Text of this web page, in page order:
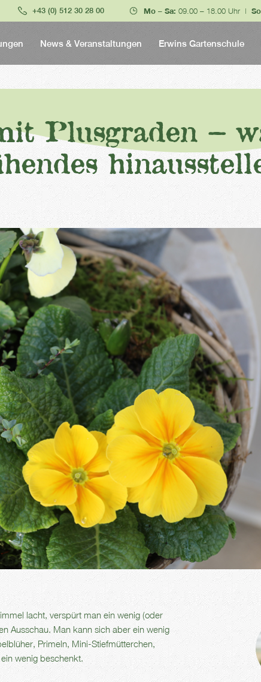
+43 (0) 512 30 28 00 Mo – Sa: 09.00 – 18.00 Uhr |
News & Veranstaltungen Erwins Gartenschule
Plusgraden –
lacht, verspürt man ein wenig (oder
Ausschau. Man kann sich aber ein wenig
Primeln, Mini-Stiefmütterchen,
wenig beschenkt.